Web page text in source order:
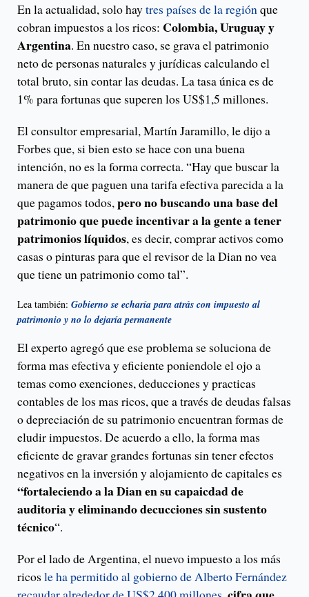
En la actualidad, solo haytres países de la regiónque
cobran impuestos a los ricos: Colombia, Uruguay y
Argentina. En nuestro caso, se grava el patrimonio
neto de personas naturales y jurídicas calculando el
total bruto, sin contar las deudas. La tasa única es de
1% para fortunas que superen los US$1,5 millones.
El consultor empresarial, Martín Jaramillo, le dijo a
Forbes que, si bien esto se hace con una buena
intención, no es la forma correcta. “Hay que buscar la
manera de que paguen una tarifa efectiva parecida a la
que pagamos todos,pero no buscando una base del
patrimonio que puede incentivar a la gente a tener
patrimonios líquidos, es decir, comprar activos como
casas o pinturas para que el revisor de la Dian no vea
que tiene un patrimonio como tal”.
Lea también: Gobierno se echaría para atrás con impuesto al
patrimonio y no lo dejaría permanente
El experto agregó que ese problema se soluciona de
forma mas efectiva y eficiente poniendole el ojo a
temas como exenciones, deducciones y practicas
contables de los mas ricos, que a través de deudas falsas
o depreciación de su patrimonio encuentran formas de
eludir impuestos. De acuerdo a ello, la forma mas
eficiente de gravar grandes fortunas sin tener efectos
negativos en la inversión y alojamiento de capitales es
“fortaleciendo a la Dian en su capaicdad de
auditoria y eliminando decucciones sin sustento
técnico“.
Por el lado de Argentina, el nuevo impuesto a los más
ricos le ha permitido al gobierno de Alberto Fernández